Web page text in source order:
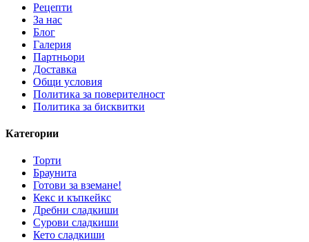
Рецепти
За нас
Блог
Галерия
Партньори
Доставка
Общи условия
Политика за поверителност
Политика за бисквитки
Категории
Торти
Браунита
Готови за вземане!
Кекс и къпкейкс
Дребни сладкиши
Сурови сладкиши
Кето сладкиши